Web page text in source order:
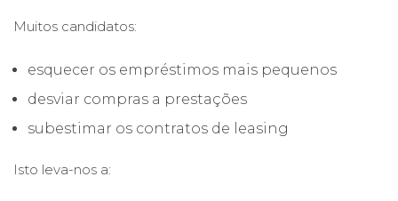
Muitos candidatos:
esquecer os empréstimos mais pequenos
desviar compras a prestações
subestimar os contratos de leasing
Isto leva-nos a: